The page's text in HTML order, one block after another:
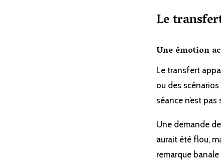
Le
Une émotion
Le transfert
ou des
séance n’est
Une demande
aurait été flou,
remarque